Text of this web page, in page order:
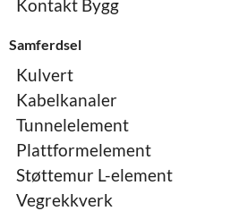
Kontakt Bygg
Samferdsel
Kulvert
Kabelkanaler
Tunnelelement
Plattformelement
Støttemur L-element
Vegrekkverk